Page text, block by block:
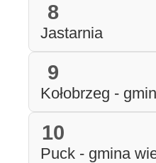
8
Jastarnia
9
Kołobrzeg -
10
Puck - gmina